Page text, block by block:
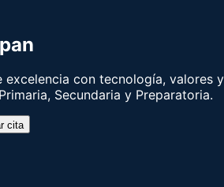
excelencia con tecnología, valores y
Secundaria y Preparatoria.
cita